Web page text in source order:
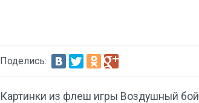
Поделись:
Картинки из флеш игры Воздушный бой